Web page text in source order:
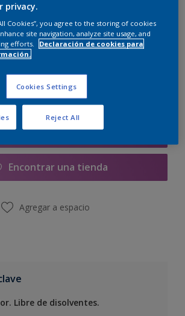
5 litros
a la lista de deseos
Encontrar una tienda
Agregar a espacio
Libre de disolventes.
privacy.
Cookies”, you agree to the storing of cookies
site navigation, analyze site usage, and
efforts.
Declaración de cookies para
Cookies Settings
Reject All